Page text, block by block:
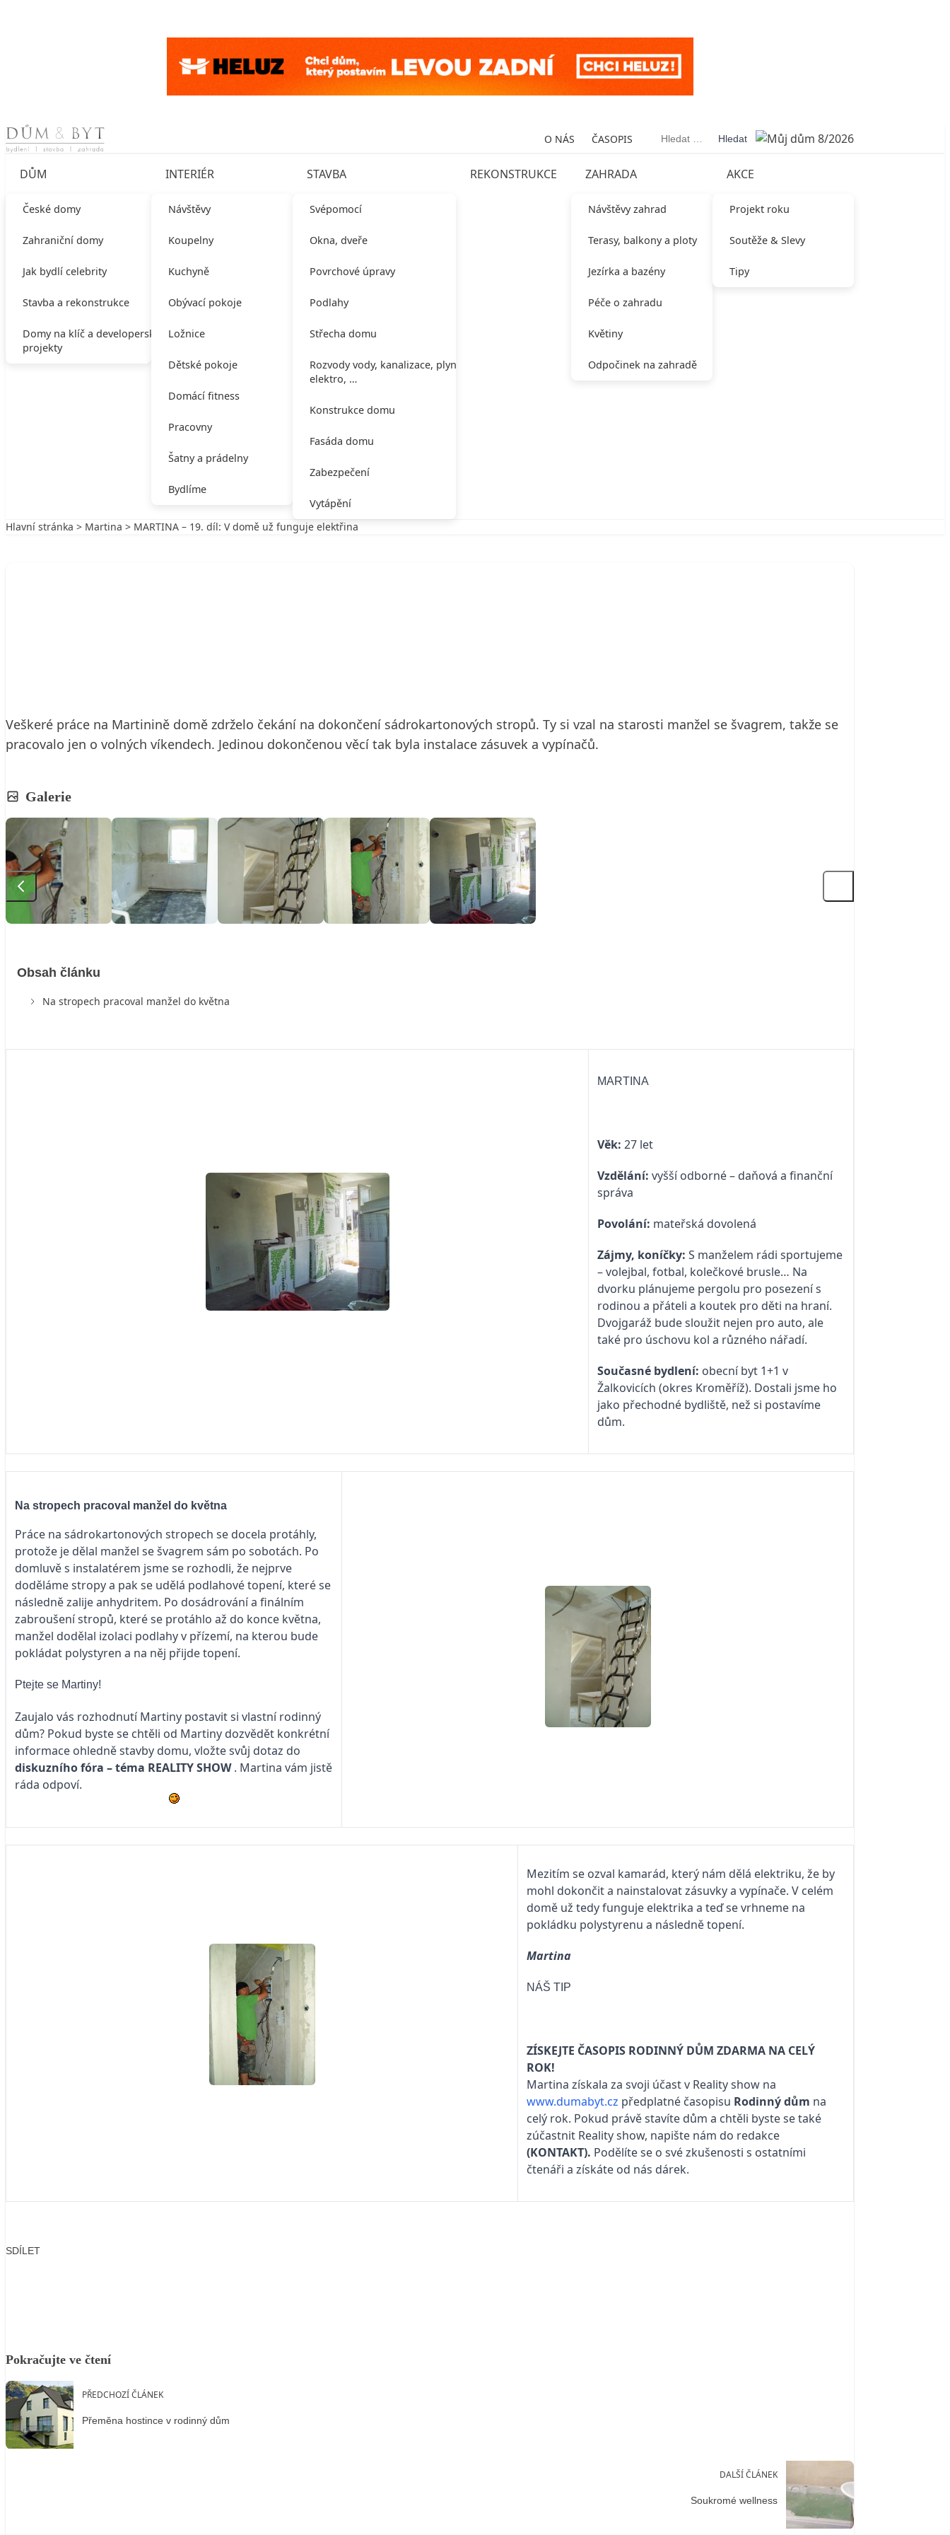
Skip to content O NÁS ČASOPIS Vyhledávání
DŮM
České domy
Zahraniční domy
Jak bydlí celebrity
Stavba a rekonstrukce
Domy na klíč a developerské
projekty
INTERIÉR
Návštěvy
Koupelny
Kuchyně
Obývací pokoje
Ložnice
Dětské pokoje
Domácí fitness
Pracovny
Šatny a prádelny
Bydlíme
STAVBA
Svépomocí
Okna, dveře
Povrchové úpravy
Podlahy
Střecha domu
Rozvody vody, kanalizace, plynu,
elektro, …
Konstrukce domu
Fasáda domu
Zabezpečení
Vytápění
REKONSTRUKCE ZAHRADA
Návštěvy zahrad
Terasy, balkony a ploty
Jezírka a bazény
Péče o zahradu
Květiny
Odpočinek na zahradě
AKCE
Projekt roku
Soutěže & Slevy
Tipy
Hlavní stránka > Martina > MARTINA – 19. díl: V domě už funguje elektřina
Veškeré práce na Martinině domě zdrželo čekání na dokončení sádrokartonových stropů. Ty si vzal na starosti manžel se švagrem, takže se
pracovalo jen o volných víkendech. Jedinou dokončenou věcí tak byla instalace zásuvek a vypínačů.
Galerie
Obsah článku
Na stropech pracoval manžel do května
MARTINA
Věk: 27 let
Vzdělání: vyšší odborné – daňová a finanční
správa
Povolání: mateřská dovolená
Zájmy, koníčky: S manželem rádi sportujeme
– volejbal, fotbal, kolečkové brusle… Na
dvorku plánujeme pergolu pro posezení s
rodinou a přáteli a koutek pro děti na hraní.
Dvojgaráž bude sloužit nejen pro auto, ale
také pro úschovu kol a různého nářadí.
Současné bydlení: obecní byt 1+1 v
Žalkovicích (okres Kroměříž). Dostali jsme ho
jako přechodné bydliště, než si postavíme
dům.
Na stropech pracoval manžel do května
Práce na sádrokartonových stropech se docela protáhly,
protože je dělal manžel se švagrem sám po sobotách. Po
domluvě s instalatérem jsme se rozhodli, že nejprve
doděláme stropy a pak se udělá podlahové topení, které se
následně zalije anhydritem. Po dosádrování a finálním
zabroušení stropů, které se protáhlo až do konce května,
manžel dodělal izolaci podlahy v přízemí, na kterou bude
pokládat polystyren a na něj přijde topení.
Ptejte se Martiny!
Zaujalo vás rozhodnutí Martiny postavit si vlastní rodinný
dům? Pokud byste se chtěli od Martiny dozvědět konkrétní
informace ohledně stavby domu, vložte svůj dotaz do
diskuzního fóra – téma REALITY SHOW. Martina vám jistě
ráda odpoví.
Mezitím se ozval kamarád, který nám dělá elektriku, že by
mohl dokončit a nainstalovat zásuvky a vypínače. V celém
domě už tedy funguje elektrika a teď se vrhneme na
pokládku polystyrenu a následně topení.
Martina
NÁŠ TIP
ZÍSKEJTE ČASOPIS RODINNÝ DŮM ZDARMA NA CELÝ
ROK!
Martina získala za svoji účast v Reality show na
www.dumabyt.cz předplatné časopisu Rodinný dům na
celý rok. Pokud právě stavíte dům a chtěli byste se také
zúčastnit Reality show, napište nám do redakce
(KONTAKT). Podělíte se o své zkušenosti s ostatními
čtenáři a získáte od nás dárek.
SDÍLET
Pokračujte ve čtení
PŘEDCHOZÍ ČLÁNEK
Přeměna hostince v rodinný dům
DALŠÍ ČLÁNEK
Soukromé wellness